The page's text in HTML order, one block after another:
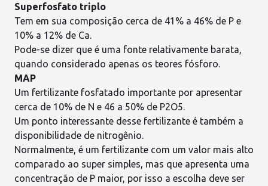
Superfosfato triplo
Tem em sua composição cerca de 41% a 46% de P e
10% a 12% de Ca.
Pode-se dizer que é uma fonte relativamente barata,
quando considerado apenas os teores fósforo.
MAP
Um fertilizante fosfatado importante por apresentar
cerca de 10% de N e 46 a 50% de P2O5.
Um ponto interessante desse fertilizante é também a
disponibilidade de nitrogênio.
Normalmente, é um fertilizante com um valor mais alto
comparado ao super simples, mas que apresenta uma
concentração de P maior, por isso a escolha deve ser